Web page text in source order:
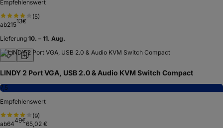
Empfehlenswert
(5)
ab21513€
Lieferung 10. – 11. Aug.
LINDY 2 Port VGA, USB 2.0 & Audio KVM Switch Compact
7,5
Empfehlenswert
(9)
ab6449€65,02 €